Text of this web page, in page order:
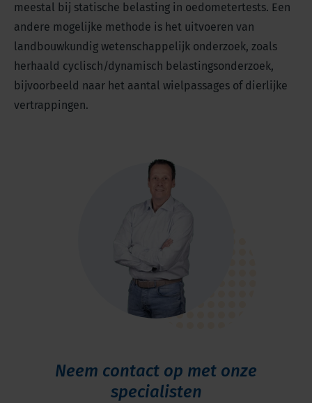
meestal bij statische belasting in oedometertests. Een
andere mogelijke methode is het uitvoeren van
landbouwkundig wetenschappelijk onderzoek, zoals
herhaald cyclisch/dynamisch belastingsonderzoek,
bijvoorbeeld naar het aantal wielpassages of dierlijke
vertrappingen.
Neem contact op met onze
specialisten